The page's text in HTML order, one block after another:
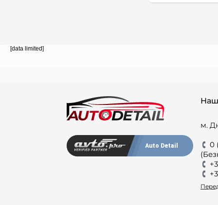
[data limited]
Auto Detail
м.
0